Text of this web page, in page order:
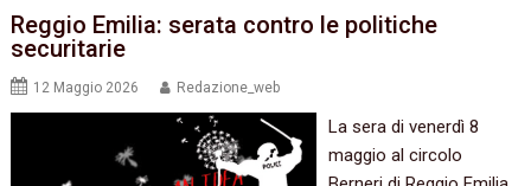
Reggio Emilia: serata contro le politiche
securitarie
12 Maggio 2026 Redazione_web
La sera di venerdì 8
maggio al circolo